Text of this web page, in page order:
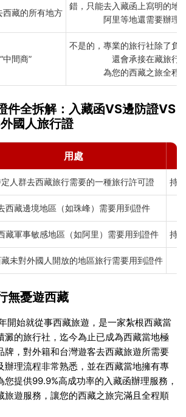
西藏的所有地方
錯，只能去入藏函上寫明的地
阿里等地還需要辦理
中間商”
不是的，專業的旅行社除了負
還會承接在藏旅行
為您的西藏之旅全程
件全拆解：入藏函VS邊防證VS
國人旅行證
用處
人群去西藏旅行需要的一種旅行許可證 持
西藏邊境地區（如珠峰）需要用到證件
藏軍事敏感地區（如阿里）需要用到證件 持
未對外國人開放的地區旅行需要用到證件
無憂遊西藏
開始就從事西藏旅遊，是一家紮根西藏當
澱的旅行社，迄今為止已成為西藏當地極
牌，對外籍和台灣遊客去西藏旅遊所需要
辦理流程非常熟悉，並在西藏當地擁有專
您提供99.9%高成功率的入藏函辦理服務，
旅遊服務，讓您的西藏之旅完滿且全程順